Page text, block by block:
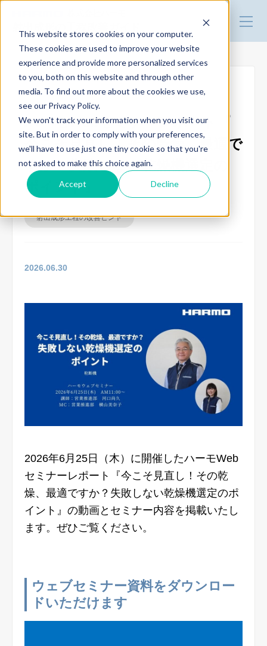
This website stores cookies on your computer.
These cookies are used to improve your website
experience and provide more personalized services
to you, both on this website and through other
media. To find out more about the cookies we use,
see our Privacy Policy.
We won't track your information when you visit our
site. But in order to comply with your preferences,
we'll have to use just one tiny cookie so that you're
not asked to make this choice again.
Accept Decline
改善事例
技術・製品情報
トータルリンク
デモ機の貸出
問い合わせ・ご相談
資料ダウンロード
製品サポート（FAQ）
企業サイト
● レポート
ハーモWebセミナーレポート『
今こそ見直し！その乾燥、最適で
すか？失敗しない乾燥機選定の
ポイント』
射出成形工程の改善ヒント
2026.06.30
2026年6月25日（木）に開催したハーモWeb
セミナーレポート『今こそ見直し！その乾
燥、最適ですか？失敗しない乾燥機選定のポ
イント』の動画とセミナー内容を掲載いたし
ます。ぜひご覧ください。
ウェブセミナー資料をダウンロー
ドいただけます